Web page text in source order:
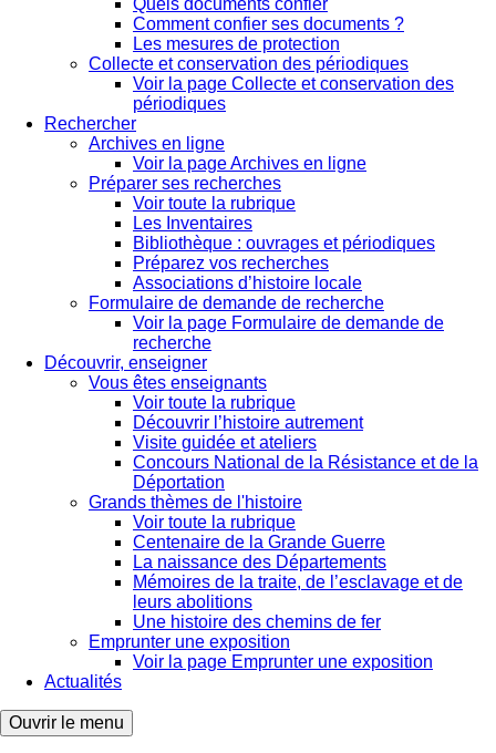
Quels documents confier
Comment confier ses documents ?
Les mesures de protection
Collecte et conservation des périodiques
Voir la page Collecte et conservation des
périodiques
Rechercher
Archives en ligne
Voir la page Archives en ligne
Préparer ses recherches
Voir toute la rubrique
Les Inventaires
Bibliothèque : ouvrages et périodiques
Préparez vos recherches
Associations d’histoire locale
Formulaire de demande de recherche
Voir la page Formulaire de demande de
recherche
Découvrir, enseigner
Vous êtes enseignants
Voir toute la rubrique
Découvrir l’histoire autrement
Visite guidée et ateliers
Concours National de la Résistance et de la
Déportation
Grands thèmes de l'histoire
Voir toute la rubrique
Centenaire de la Grande Guerre
La naissance des Départements
Mémoires de la traite, de l’esclavage et de
leurs abolitions
Une histoire des chemins de fer
Emprunter une exposition
Voir la page Emprunter une exposition
Actualités
Ouvrir le menu